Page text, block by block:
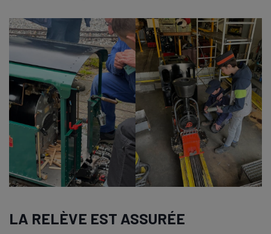
LA RELÈVE EST ASSURÉE